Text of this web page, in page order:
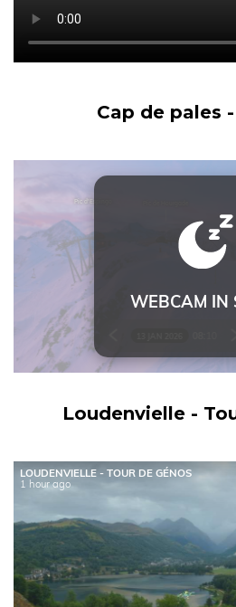
Cap de pales
Loudenvielle -